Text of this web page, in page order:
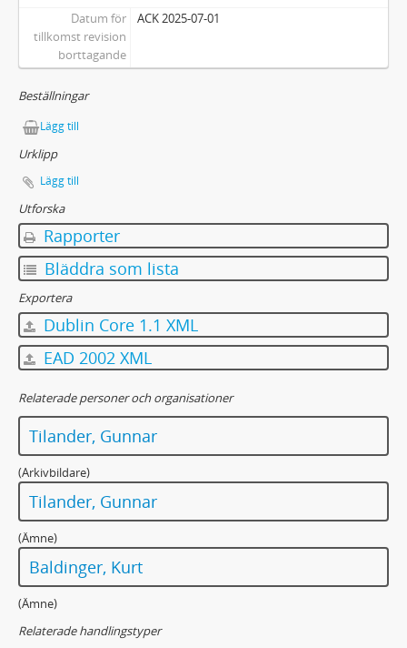
Datum för
tillkomst revision
borttagande
ACK 2025-07-01
Beställningar
Lägg till
Urklipp
Lägg till
Utforska
Rapporter
Bläddra som lista
Exportera
Dublin Core 1.1 XML
EAD 2002 XML
Relaterade personer och organisationer
Tilander, Gunnar
(Arkivbildare)
Tilander, Gunnar
(Ämne)
Baldinger, Kurt
(Ämne)
Relaterade handlingstyper